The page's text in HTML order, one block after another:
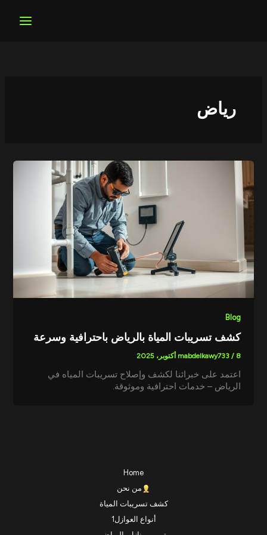
رياض
Blog
كشف تسريبات المياة بالرياض باحترافية وسرعة
mabdelkawy733 / 8 أكتوبر، 2025
اعتمد على خبرائنا لكشف وإصلاح تسريبات المياه في
الرياض – خدمات احترافية وموثوقة.
Home
من نحن
كشف تسريبات المياة
أنواع العوازل1